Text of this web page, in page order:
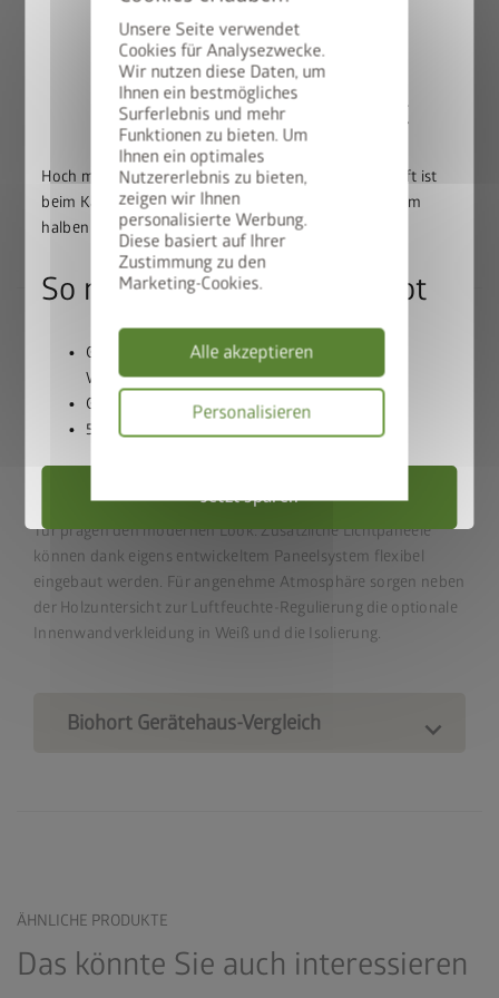
Unsere Seite verwendet
Cookies für Analysezwecke.
Wir nutzen diese Daten, um
Ihnen ein bestmögliches
Surferlebnis und mehr
Funktionen zu bieten. Um
Ihnen ein optimales
Nutzererlebnis zu bieten,
zeigen wir Ihnen
personalisierte Werbung.
Diese basiert auf Ihrer
Zustimmung zu den
Marketing-Cookies.
Alle akzeptieren
Personalisieren
Qualität in Bestform
Beste Materialien:feuerverzinktes, polyamid-
einbrennlackiertes Stahlblech, Schrauben und
Scharniere aus Edelstahl
LebenslangeWartungsfreiheit
20 Jahre Garantie
Umfangreiche Grundausstattung inklusive
Das Beste aus jahrzehntelanger
Erfahrung – das Biohort Top-
Produkt
Glatte Wandoberflächen und das elegante Lichtband in der
Tür prägen den modernen Look. Zusätzliche Lichtpaneele
können dank eigens entwickeltem Paneelsystem flexibel
eingebaut werden. Für angenehme Atmosphäre sorgen neben
der Holzuntersicht zur Luftfeuchte-Regulierung die optionale
Innenwandverkleidung in Weiß und die Isolierung.
Biohort Gerätehaus-Vergleich
ÄHNLICHE PRODUKTE
Das könnte Sie auch interessieren
50% auf den BikeLift
Hoch mit dem Bike. Runter mit dem Preis: Der BikeLift ist
beim Kauf eines passenden Biohort Gerätehauses zum
halben Preis erhältlich.
So nutzen Sie unser Angebot
Gerätehaus und BikeLift gemeinsam in den
Warenkorb legen
GutscheincodeBIKELIFT50einlösen
50% Rabatt auf den BikeLift erhalten
Jetzt sparen